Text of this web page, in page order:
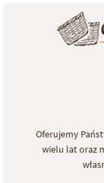
Oferujemy
wielu lat oraz